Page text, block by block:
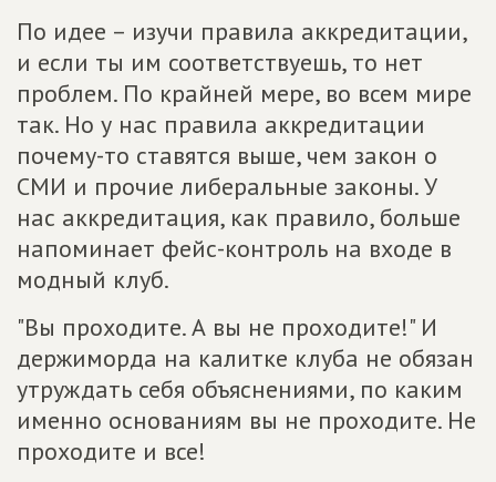
По идее – изучи правила аккредитации,
и если ты им соответствуешь, то нет
проблем. По крайней мере, во всем мире
так. Но у нас правила аккредитации
почему-то ставятся выше, чем закон о
СМИ и прочие либеральные законы. У
нас аккредитация, как правило, больше
напоминает фейс-контроль на входе в
модный клуб.
"Вы проходите. А вы не проходите!" И
держиморда на калитке клуба не обязан
утруждать себя объяснениями, по каким
именно основаниям вы не проходите. Не
проходите и все!